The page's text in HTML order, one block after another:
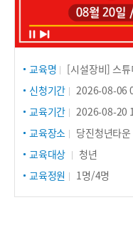
교육명
[시설장비] 스
신청기간
2026-08-06
교육기간
2026-08-20
교육장소
당진청년타
교육대상
청년
교육정원
1명/4명